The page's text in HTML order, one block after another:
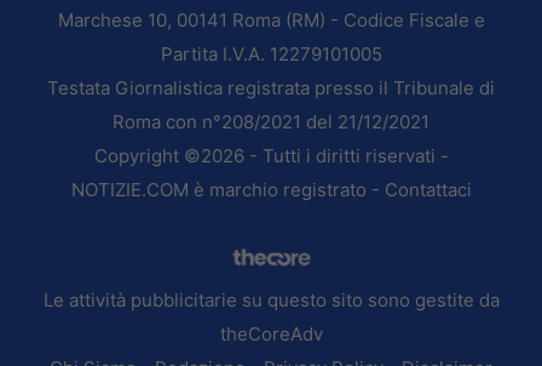
Marchese 10, 00141 Roma (RM) - Codice Fiscale e
Partita I.V.A. 12279101005
Testata Giornalistica registrata presso il Tribunale di
Roma con n°208/2021 del 21/12/2021
Copyright ©2026 - Tutti i diritti riservati -
NOTIZIE.COM è marchio registrato - Contattaci
Le attività pubblicitarie su questo sito sono gestite da
theCoreAdv